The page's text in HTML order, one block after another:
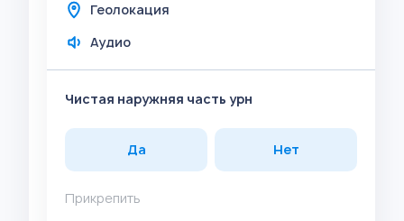
Геолокация
Аудио
Чистая наружняя часть урн
Да Нет
Прикрепить